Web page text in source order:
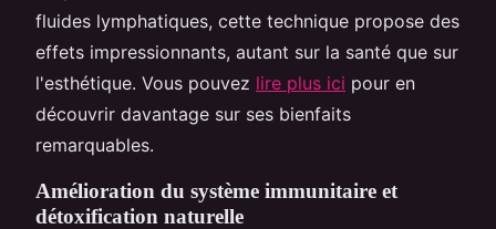
fluides lymphatiques, cette technique propose des
effets impressionnants, autant sur la santé que sur
l'esthétique. Vous pouvez lire plus ici pour en
découvrir davantage sur ses bienfaits
remarquables.
Amélioration du système immunitaire et
détoxification naturelle